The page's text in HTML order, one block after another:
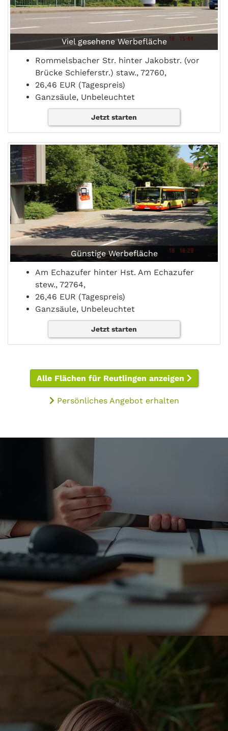
Viel gesehene Werbefläche
Rommelsbacher Str. hinter Jakobstr. (vor
Brücke Schieferstr.) staw., 72760,
26,46 EUR (Tagespreis)
Ganzsäule, Unbeleuchtet
Jetzt starten
Günstige Werbefläche
Am Echazufer hinter Hst. Am Echazufer
stew., 72764,
26,46 EUR (Tagespreis)
Ganzsäule, Unbeleuchtet
Jetzt starten
Alle Flächen für Reutlingen anzeigen
Persönliches Angebot erhalten